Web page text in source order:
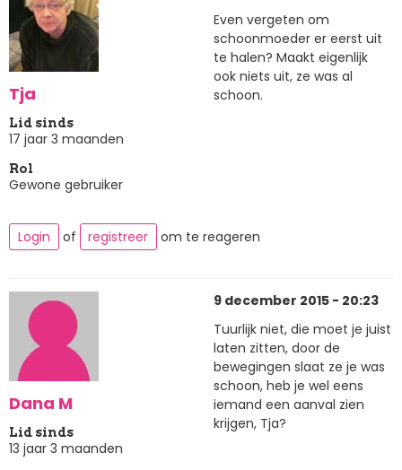
Tja
Lid sinds
17 jaar 3 maanden
Rol
Gewone gebruiker
Even vergeten om
schoonmoeder er eerst uit
te halen? Maakt eigenlijk
ook niets uit, ze was al
schoon.
Login of registreer om te reageren
Dana M
Lid sinds
13 jaar 3 maanden
9 december 2015 - 20:23
Tuurlijk niet, die moet je juist
laten zitten, door de
bewegingen slaat ze je was
schoon, heb je wel eens
iemand een aanval zien
krijgen, Tja?